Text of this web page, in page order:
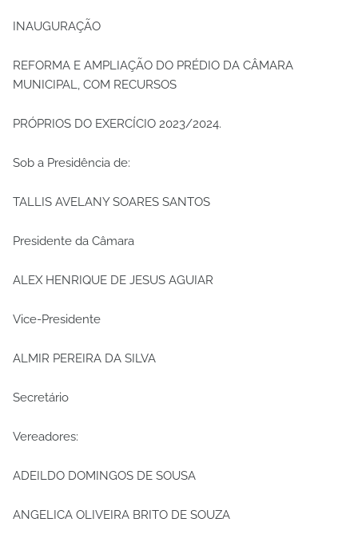
INAUGURAÇÃO
REFORMA E AMPLIAÇÃO DO PRÉDIO DA CÂMARA
MUNICIPAL, COM RECURSOS
PRÓPRIOS DO EXERCÍCIO 2023/2024.
Sob a Presidência de:
TALLIS AVELANY SOARES SANTOS
Presidente da Câmara
ALEX HENRIQUE DE JESUS AGUIAR
Vice-Presidente
ALMIR PEREIRA DA SILVA
Secretário
Vereadores:
ADEILDO DOMINGOS DE SOUSA
ANGELICA OLIVEIRA BRITO DE SOUZA